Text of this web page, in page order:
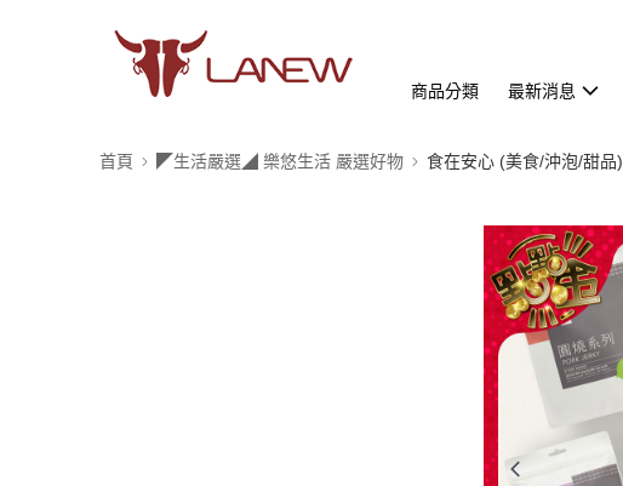
商品分類 最新消息
首頁 ◤生活嚴選◢ 樂悠生活 嚴選好物 食在安心 (美食/沖泡/甜品)